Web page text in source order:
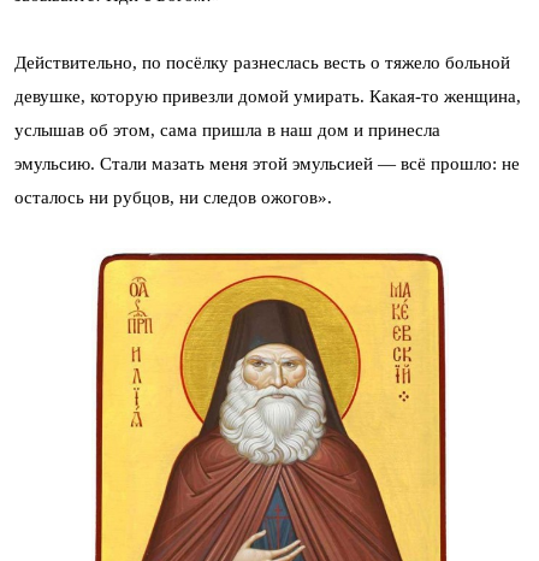
Действительно, по посёлку разнеслась весть о тяжело больной
девушке, которую привезли домой умирать. Какая-то женщина,
услышав об этом, сама пришла в наш дом и принесла
эмульсию. Стали мазать меня этой эмульсией — всё прошло: не
осталось ни рубцов, ни следов ожогов».